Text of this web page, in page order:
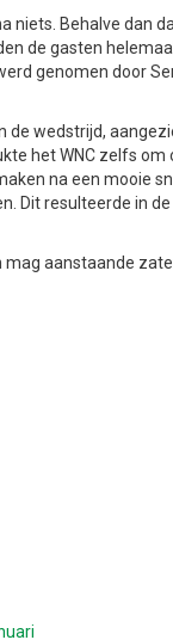
niets. Behalve dan
de gasten
genomen door
de wedstrijd,
het WNC zelfs
na een mooie
Dit resulteerde in
mag aanstaande